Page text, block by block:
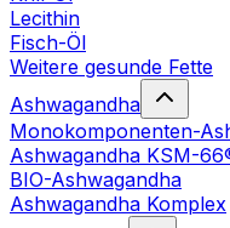
Lecithin
Fisch-Öl
Weitere gesunde Fette
Ashwagandha
Monokomponenten-
Ashwagandha KSM-
BIO-Ashwagandha
Ashwagandha Komplex